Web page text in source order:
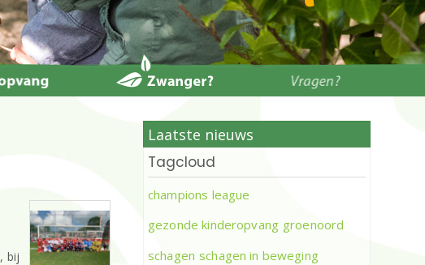
bij
Laatste nieuws
Tagcloud
champions league
gezonde kinderopvang groenoord
schagen schagen in beweging